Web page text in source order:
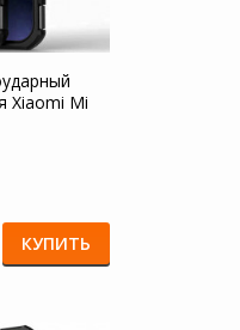
Xiaomi Mi
КУПИТЬ